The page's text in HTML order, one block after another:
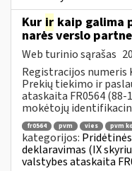
Kur ir kaip galima
narės verslo
Web turinio sąrašas
Registracijos numeris
Prekių tiekimo ir
ataskaita FR0564 (88-
mokėtojų
fr0564 pvm vies pvm
kategorijos:
deklaravimas (IX
valstybes ataskaita